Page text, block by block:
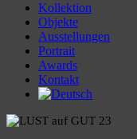
Kollektion
Objekte
Ausstellungen
Portrait
Awards
Kontakt